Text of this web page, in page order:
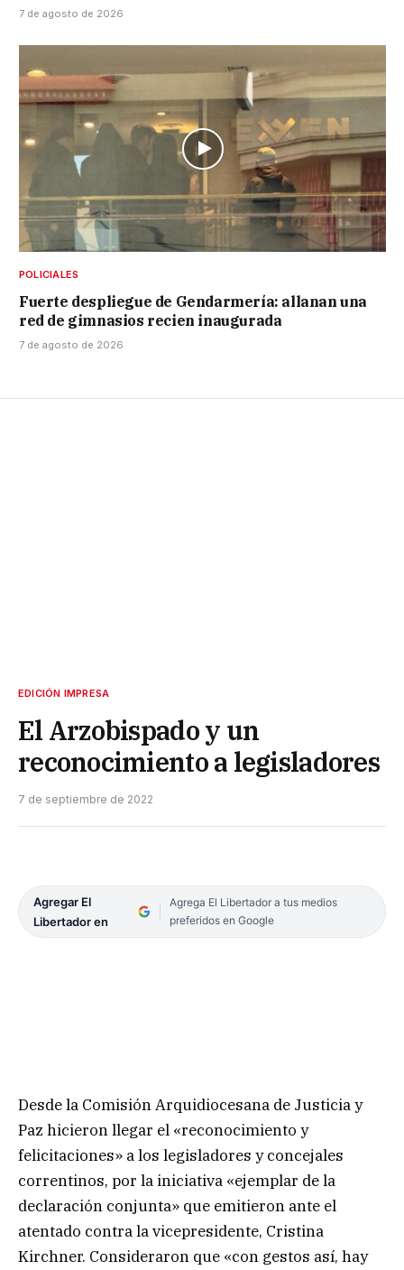
7 de agosto de 2026
POLICIALES
Fuerte despliegue de Gendarmería: allanan una
red de gimnasios recien inaugurada
7 de agosto de 2026
EDICIÓN IMPRESA
El Arzobispado y un
reconocimiento a legisladores
7 de septiembre de 2022
Agregar El
Libertador en
Agrega El Libertador a tus medios
preferidos en Google
Desde la Comisión Arquidiocesana de Justicia y
Paz hicieron llegar el «reconocimiento y
felicitaciones» a los legisladores y concejales
correntinos, por la iniciativa «ejemplar de la
declaración conjunta» que emitieron ante el
atentado contra la vicepresidente, Cristina
Kirchner. Consideraron que «con gestos así, hay